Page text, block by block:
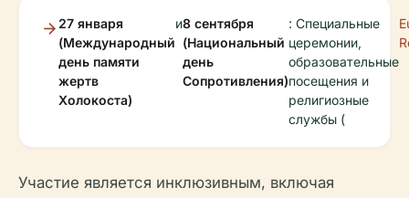
27 января
(Международный
день памяти
жертв
Холокоста)
и8 сентября
(Национальный
день
Сопротивления)
: Специальные
церемонии,
образовательные
посещения и
религиозные
службы (
Участие является инклюзивным, включая